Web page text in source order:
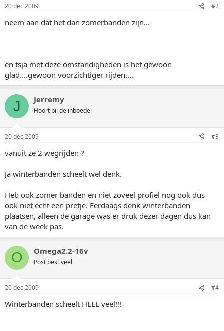
20 dec 2009 #2
neem aan dat het dan zomerbanden zijn...
en tsja met deze omstandigheden is het gewoon
glad....gewoon voorzichtiger rijden....
J Jerremy
Hoort bij de inboedel
20 dec 2009 #3
vanuit ze 2 wegrijden ?
Ja winterbanden scheelt wel denk.
Heb ook zomer banden en niet zoveel profiel nog ook dus
ook niet echt een pretje. Eerdaags denk winterbanden
plaatsen, alleen de garage was er druk dezer dagen dus kan
van de week pas.
O Omega2.2-16v
Post best veel
20 dec 2009 #4
Winterbanden scheelt HEEL veel!!!